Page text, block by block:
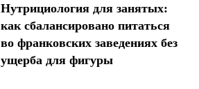
Нутрициология для занятых:
как сбалансировано питаться
во франковских заведениях без
ущерба для фигуры